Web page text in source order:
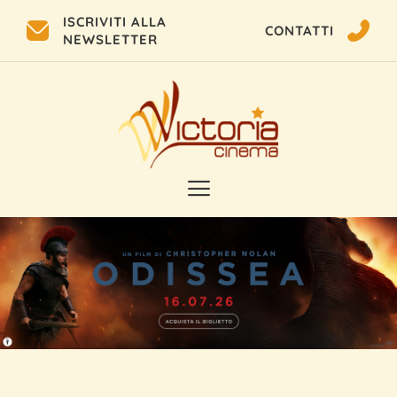
ISCRIVITI ALLA
NEWSLETTER
CONTATTI